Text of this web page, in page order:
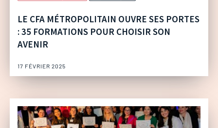
LE CFA MÉTROPOLITAIN OUVRE SES PORTES
: 35 FORMATIONS POUR CHOISIR SON
AVENIR
17 FÉVRIER 2025